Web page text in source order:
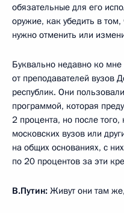
обязательные для его
оружие, как убедить в
нужно отменить или
Буквально недавно ко
от преподавателей вузов
республик. Они
программой, которая
2 процента, но после
московских вузов или
на общих основаниях, с
по 20 процентов за эти
В.Путин: Живут они там